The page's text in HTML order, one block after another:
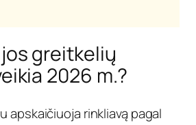
greitkelių
2026 m.?
apskaičiuoja rinkliavą pagal